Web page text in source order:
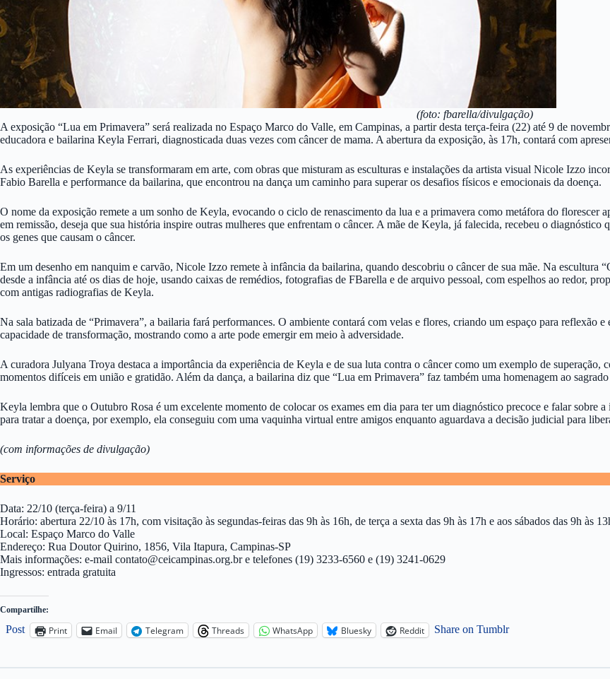
(foto: fbarella/divulgação)
A exposição “Lua em Primavera” será realizada no Espaço Marco do Valle, em Campinas, a partir desta terça-feira (22) até 9 de
educadora e bailarina Keyla Ferrari, diagnosticada duas vezes com câncer de mama. A abertura da exposição, às 17h, contará com
As experiências de Keyla se transformaram em arte, com obras que misturam as esculturas e instalações da artista visual Nicole Izzo
Fabio Barella e performance da bailarina, que encontrou na dança um caminho para superar os desafios físicos e emocionais da doença.
O nome da exposição remete a um sonho de Keyla, evocando o ciclo de renascimento da lua e a primavera como metáfora do
em remissão, deseja que sua história inspire outras mulheres que enfrentam o câncer. A mãe de Keyla, já falecida, recebeu o diagnóstico
os genes que causam o câncer.
Em um desenho em nanquim e carvão, Nicole Izzo remete à infância da bailarina, quando descobriu o câncer de sua mãe. Na escultura
desde a infância até os dias de hoje, usando caixas de remédios, fotografias de FBarella e de arquivo pessoal, com espelhos ao redor,
com antigas radiografias de Keyla.
Na sala batizada de “Primavera”, a bailaria fará performances. O ambiente contará com velas e flores, criando um espaço para reflexão
capacidade de transformação, mostrando como a arte pode emergir em meio à adversidade.
A curadora Julyana Troya destaca a importância da experiência de Keyla e de sua luta contra o câncer como um exemplo de
momentos difíceis em união e gratidão. Além da dança, a bailarina diz que “Lua em Primavera” faz também uma homenagem ao
Keyla lembra que o Outubro Rosa é um excelente momento de colocar os exames em dia para ter um diagnóstico precoce e falar sobre
para tratar a doença, por exemplo, ela conseguiu com uma vaquinha virtual entre amigos enquanto aguardava a decisão judicial para
(com informações de divulgação)
Serviço
Data: 22/10 (terça-feira) a 9/11
Horário: abertura 22/10 às 17h, com visitação às segundas-feiras das 9h às 16h, de terça a sexta das 9h às 17h e aos sábados das 9h às
Local: Espaço Marco do Valle
Endereço: Rua Doutor Quirino, 1856, Vila Itapura, Campinas-SP
Mais informações: e-mail contato@ceicampinas.org.bre telefones (19) 3233-6560 e (19) 3241-0629
Ingressos: entrada gratuita
Compartilhe:
Post Print Email Telegram Threads WhatsApp Bluesky Reddit Share on Tumblr